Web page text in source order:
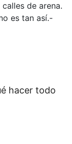
de arena.
es tan así.-
hacer todo